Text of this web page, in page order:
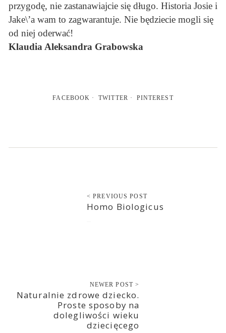
przygodę, nie zastanawiajcie się długo. Historia Josie i
Jake\’a wam to zagwarantuje. Nie będziecie mogli się
od niej oderwać!
Klaudia Aleksandra Grabowska
FACEBOOK TWITTER PINTEREST
< PREVIOUS POST
Homo Biologicus
NEWER POST >
Naturalnie zdrowe dziecko.
Proste sposoby na
dolegliwości wieku
dziecięcego